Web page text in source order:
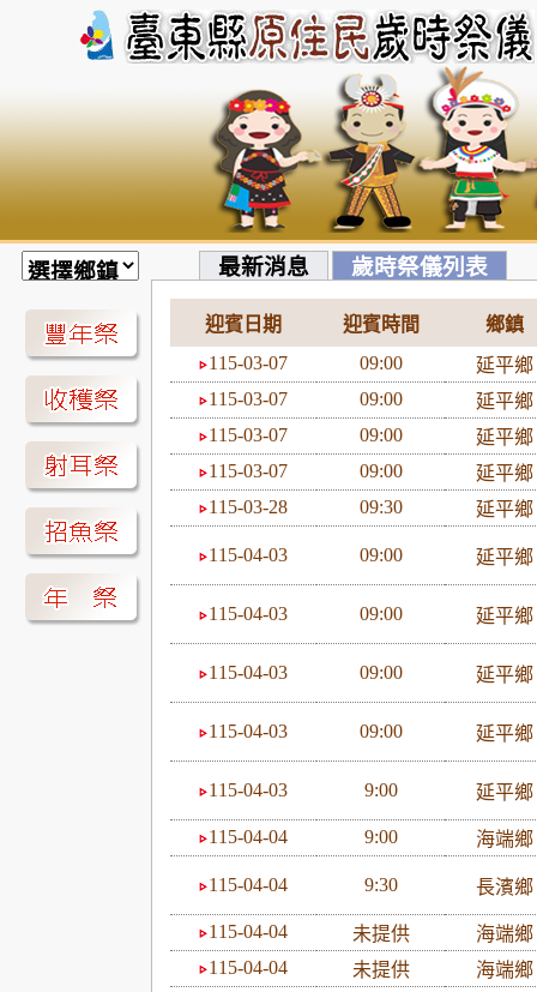
最新消息 歲時祭儀列表
迎賓日期 迎賓時間
鄉鎮
115-03-07
09:00
延平鄉
115-03-07
09:00
延平鄉
115-03-07
09:00
延平鄉
115-03-07
09:00
延平鄉
115-03-28
09:30 延平鄉
115-04-03 09:00 延平鄉
115-04-03 09:00 延平鄉
115-04-03 09:00 延平鄉
115-04-03 09:00 延平鄉
115-04-03 9:00 延平鄉
115-04-04 9:00 海端鄉
115-04-04 9:30 長濱鄉
115-04-04 未提供
海端鄉
115-04-04
未提供
海端鄉